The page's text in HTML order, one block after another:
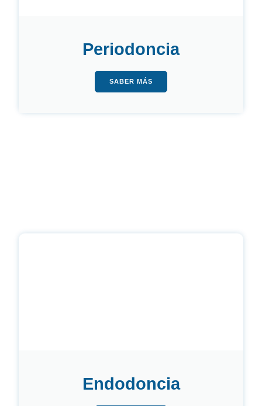
Periodoncia
SABER MÁS
Endodoncia